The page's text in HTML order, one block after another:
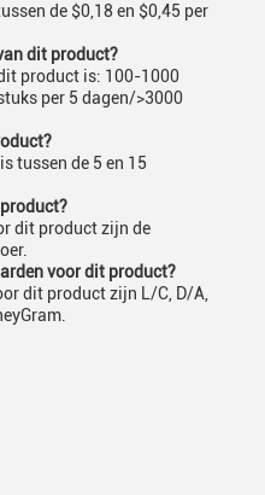
de $0,18 en $0,45 per
dit product?
product is: 100-1000
per 5 dagen/>3000
tussen de 5 en 15
dit product zijn de
voor dit product?
dit product zijn L/C, D/A,